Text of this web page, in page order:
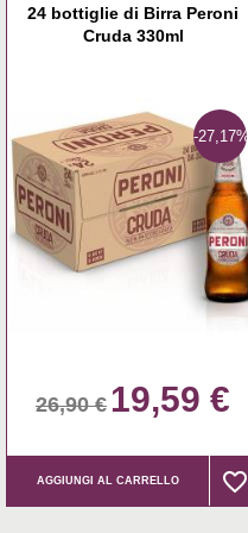
24 bottiglie di Birra Peroni
Cruda 330ml
-27,17%
26,90 € 19,59 €
AGGIUNGI AL CARRELLO favorite_border
favorite_border